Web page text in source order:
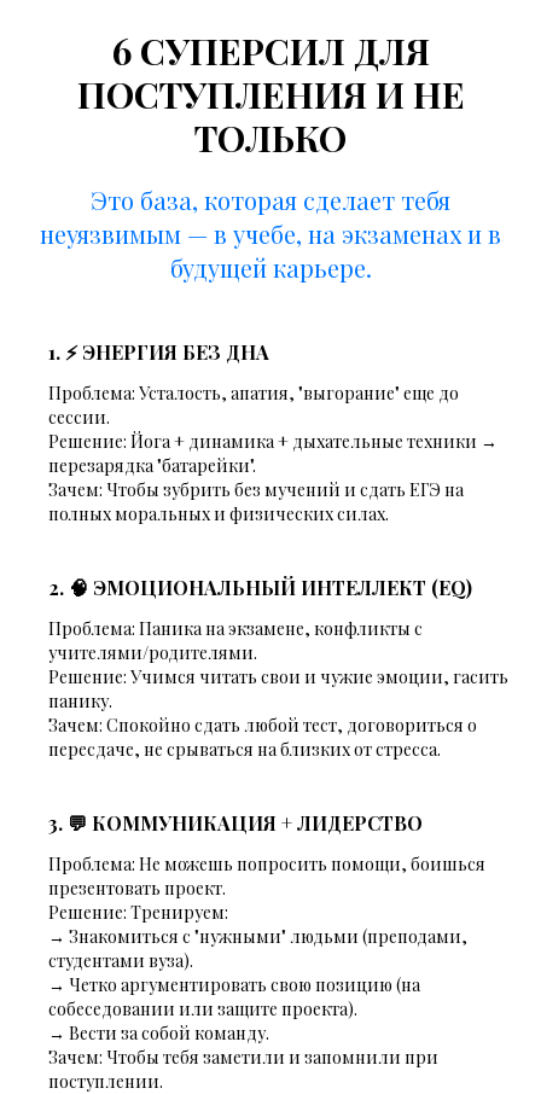
6 СУПЕРСИЛ ДЛЯ
ПОСТУПЛЕНИЯ И НЕ
ТОЛЬКО
Это база, которая сделает тебя
неуязвимым — в учебе, на экзаменах и в
будущей карьере.
1. ⚡ ЭНЕРГИЯ БЕЗ ДНА
Проблема: Усталость, апатия, "выгорание" еще до
сессии.
Решение: Йога + динамика + дыхательные техники →
перезарядка "батарейки".
Зачем: Чтобы зубрить без мучений и сдать ЕГЭ на
полных моральных и физических силах.
2. 🧠 ЭМОЦИОНАЛЬНЫЙ ИНТЕЛЛЕКТ (EQ)
Проблема: Паника на экзамене, конфликты с
учителями/родителями.
Решение: Учимся читать свои и чужие эмоции, гасить
панику.
Зачем: Спокойно сдать любой тест, договориться о
пересдаче, не срываться на близких от стресса.
3. 💬 КОММУНИКАЦИЯ + ЛИДЕРСТВО
Проблема: Не можешь попросить помощи, боишься
презентовать проект.
Решение: Тренируем:
→ Знакомиться с "нужными" людьми (преподами,
студентами вуза).
→ Четко аргументировать свою позицию (на
собеседовании или защите проекта).
→ Вести за собой команду.
Зачем: Чтобы тебя заметили и запомнили при
поступлении.